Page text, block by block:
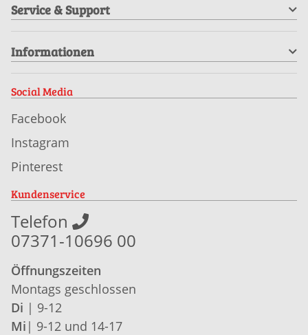
Service & Support
Informationen
Social Media
Facebook
Instagram
Pinterest
Kundenservice
Telefon
07371-10696 00
Öffnungszeiten
Montags geschlossen
Di | 9-12
Mi | 9-12 und 14-17